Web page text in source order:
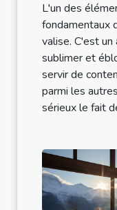
L'un des
fondamentaux
valise. C'est
sublimer et
servir de
parmi les
sérieux le fait